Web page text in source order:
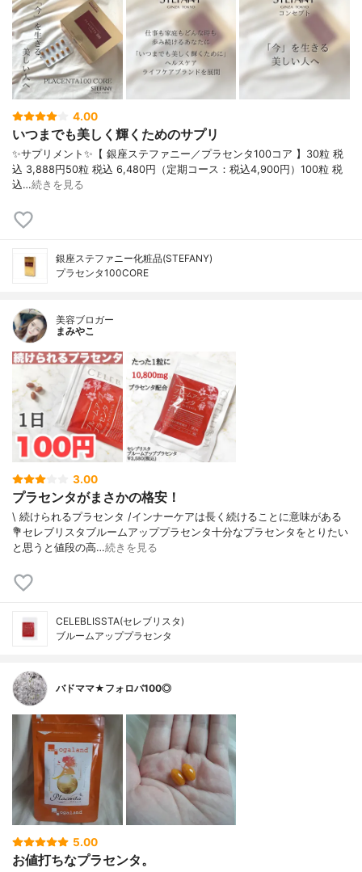
4.00
いつまでも美しく輝くためのサプリ
✨サプリメント✨【 銀座ステファニー／プラセンタ100コア 】30粒 税
込 3,888円50粒 税込 6,480円（定期コース：税込4,900円）100粒 税
込…続きを見る
銀座ステファニー化粧品(STEFANY)
プラセンタ100CORE
美容ブロガー
まみやこ
3.00
プラセンタがまさかの格安！
\ 続けられるプラセンタ /⁡インナーケアは長く続けることに意味がある⁡⁡⁡
💐セレブリスタブルームアッププラセンタ⁡⁡十分なプラセンタをとりたい
と思うと値段の高…続きを見る
CELEBLISSTA(セレブリスタ)
ブルームアッププラセンタ
バドママ★フォロバ100◎
5.00
お値打ちなプラセンタ。